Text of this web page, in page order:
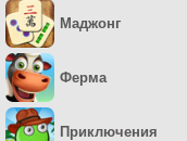
Маджонг
Ферма
Приключения